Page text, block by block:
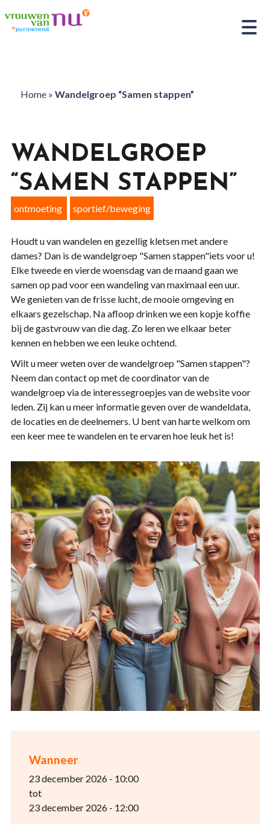
Home» Wandelgroep “Samen stappen”
Wanneer
23 december 2026 - 10:00
tot
23 december 2026 - 12:00
WANDELGROEP
“SAMEN STAPPEN”
ontmoeting sportief/beweging
Houdt u van wandelen en gezellig kletsen met andere
dames? Dan is de wandelgroep "Samen stappen"iets voor u!
Elke tweede en vierde woensdag van de maand gaan we
samen op pad voor een wandeling van maximaal een uur.
We genieten van de frisse lucht, de mooie omgeving en
elkaars gezelschap. Na afloop drinken we een kopje koffie
bij de gastvrouw van die dag. Zo leren we elkaar beter
kennen en hebben we een leuke ochtend.
Wilt u meer weten over de wandelgroep "Samen stappen"?
Neem dan contact op met de coordinator van de
wandelgroep via de interessegroepjes van de website voor
leden. Zij kan u meer informatie geven over de wandeldata,
de locaties en de deelnemers. U bent van harte welkom om
een keer mee te wandelen en te ervaren hoe leuk het is!